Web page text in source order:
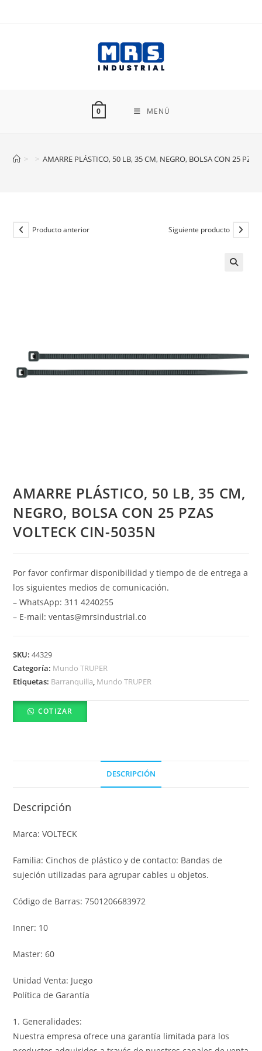
0 MENÚ
> > AMARRE PLÁSTICO, 50 LB, 35 CM, NEGRO, BOLSA CON 25
Producto anterior Siguiente producto
AMARRE PLÁSTICO, 50 LB, 35 CM,
NEGRO, BOLSA CON 25 PZAS
VOLTECK CIN-5035N
Por favor confirmar disponibilidad y tiempo de de entrega a
los siguientes medios de comunicación.
– WhatsApp: 311 4240255
– E-mail: ventas@mrsindustrial.co
SKU:44329
Categoría: Mundo TRUPER
Etiquetas: Barranquilla, Mundo TRUPER
COTIZAR
DESCRIPCIÓN
Descripción
Marca: VOLTECK
Familia: Cinchos de plástico y de contacto: Bandas de
sujeción utilizadas para agrupar cables u objetos.
Código de Barras: 7501206683972
Inner: 10
Master: 60
Unidad Venta: Juego
Política de Garantía
1. Generalidades:
Nuestra empresa ofrece una garantía limitada para los